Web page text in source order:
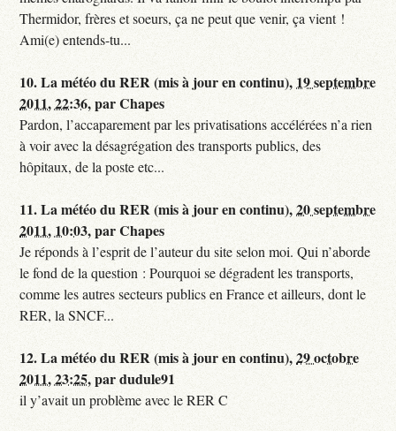
Thermidor, frères et soeurs, ça ne peut que venir, ça vient !
Ami(e) entends-tu...
10.La météo du RER (mis à jour en continu), 19 septembre
2011, 22:36,parChapes
Pardon, l’accaparement par les privatisations accélérées n’a rien
à voir avec la désagrégation des transports publics, des
hôpitaux, de la poste etc...
11.La météo du RER (mis à jour en continu),20 septembre
2011, 10:03,parChapes
Je réponds à l’esprit de l’auteur du site selon moi. Qui n’aborde
le fond de la question : Pourquoi se dégradent les transports,
comme les autres secteurs publics en France et ailleurs, dont le
RER, la SNCF...
12.La météo du RER (mis à jour en continu),29 octobre
2011, 23:25,pardudule91
il y’avait un problème avec le RER C